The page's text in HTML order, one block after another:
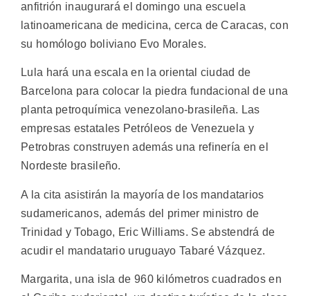
anfitrión inaugurará el domingo una escuela
latinoamericana de medicina, cerca de Caracas, con
su homólogo boliviano Evo Morales.
Lula hará una escala en la oriental ciudad de
Barcelona para colocar la piedra fundacional de una
planta petroquímica venezolano-brasileña. Las
empresas estatales Petróleos de Venezuela y
Petrobras construyen además una refinería en el
Nordeste brasileño.
A la cita asistirán la mayoría de los mandatarios
sudamericanos, además del primer ministro de
Trinidad y Tobago, Eric Williams. Se abstendrá de
acudir el mandatario uruguayo Tabaré Vázquez.
Margarita, una isla de 960 kilómetros cuadrados en